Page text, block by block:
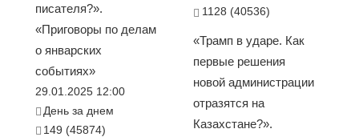
писателя?».
«Приговоры по делам
о январских
событиях»
29.01.2025 12:00
День за днем
149 (45874)
1128 (40536)
«Трамп в ударе. Как
первые решения
новой администрации
отразятся на
Казахстане?».